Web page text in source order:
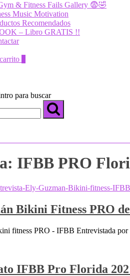
& Fitness Fails Gallery 😨🤣
Music Motivation
Recomendados
– Libro GRATIS !!
para buscar
IFBB PRO
Bikini Fitness PRO
fitness PRO - IFBB Entrevistada por
IFBB Pro Florida